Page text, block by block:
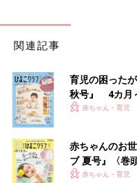
関連記事
育児の困った
秋号』 4カ月
いっぱい！
赤ちゃん・育児
赤ちゃんのお
ブ 夏号』〈巻
く！ おっぱい
赤ちゃん・育児